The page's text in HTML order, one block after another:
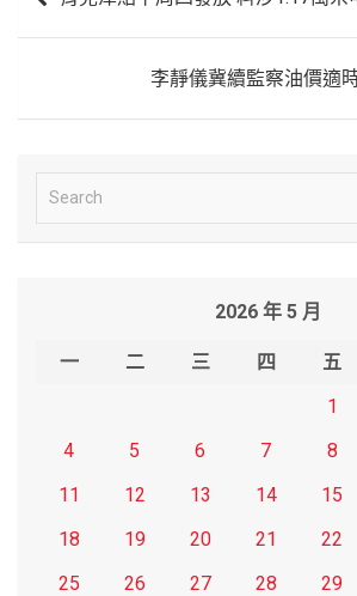
章
導
李靜儀冀續監察油價適
e
2026 年 5 月
一 二 三 四 五
1
4
5 6 7 8
11
12 13 14 15
18
19 20 21 22
25
26 27 28 29